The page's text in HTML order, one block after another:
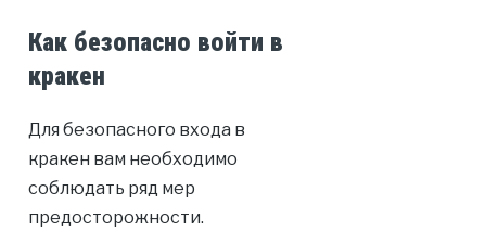
Как безопасно войти в
кракен
Для безопасного входа в
кракен вам необходимо
соблюдать ряд мер
предосторожности.